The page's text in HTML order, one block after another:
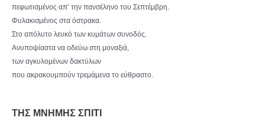
πεφωτισμένος απ’ την πανσέληνο του Σεπτέμβρη.
Φυλακισμένος στα όστρακα.
Στο απόλυτο λευκό των κυμάτων συνοδός.
Ανυποψίαστα να οδεύω στη μοναξιά,
των αγκυλομένων δακτύλων
που ακρακουμπούν τρεμάμενα το εύθραστο.
ΤΗΣ ΜΝΗΜΗΣ ΣΠΙΤΙ